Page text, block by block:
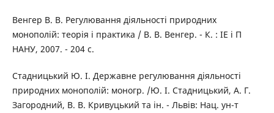
Венгер В. В. Регулювання діяльності природних
монополій: теорія і практика / В. В. Венгер. - К. : ІЕ і П
НАНУ, 2007. - 204 с.
Стадницький Ю. І. Державне регулювання діяльності
природних монополій: моногр. /Ю. І. Стадницький, А. Г.
Загородний, В. В. Кривуцький та ін. - Львів: Нац. ун-т